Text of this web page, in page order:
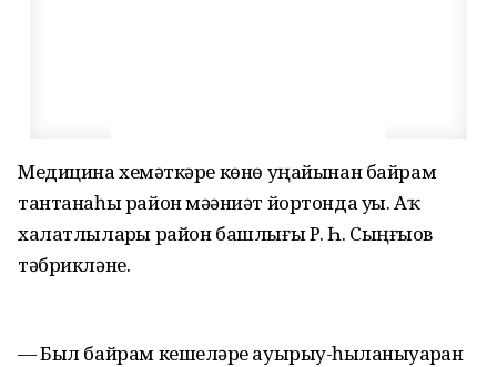
Медицина хеҙмәткәре көнө уңайынан байрам
тантанаһы район мәҙәниәт йортонда уҙҙы. Аҡ
халатлыларҙы район башлығы Р. Һ. Сыңғыҙов
тәбрикләне.
— Был байрам кешеләрҙе ауырыу-һыҙланыуҙарҙан